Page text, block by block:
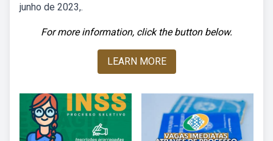
junho de 2023,.
For more information, click the button below.
LEARN MORE